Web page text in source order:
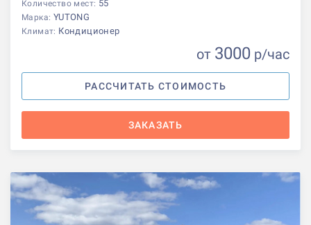
Количество мест: 55
Марка: YUTONG
Климат: Кондиционер
от 3000 р/час
РАССЧИТАТЬ СТОИМОСТЬ
ЗАКАЗАТЬ